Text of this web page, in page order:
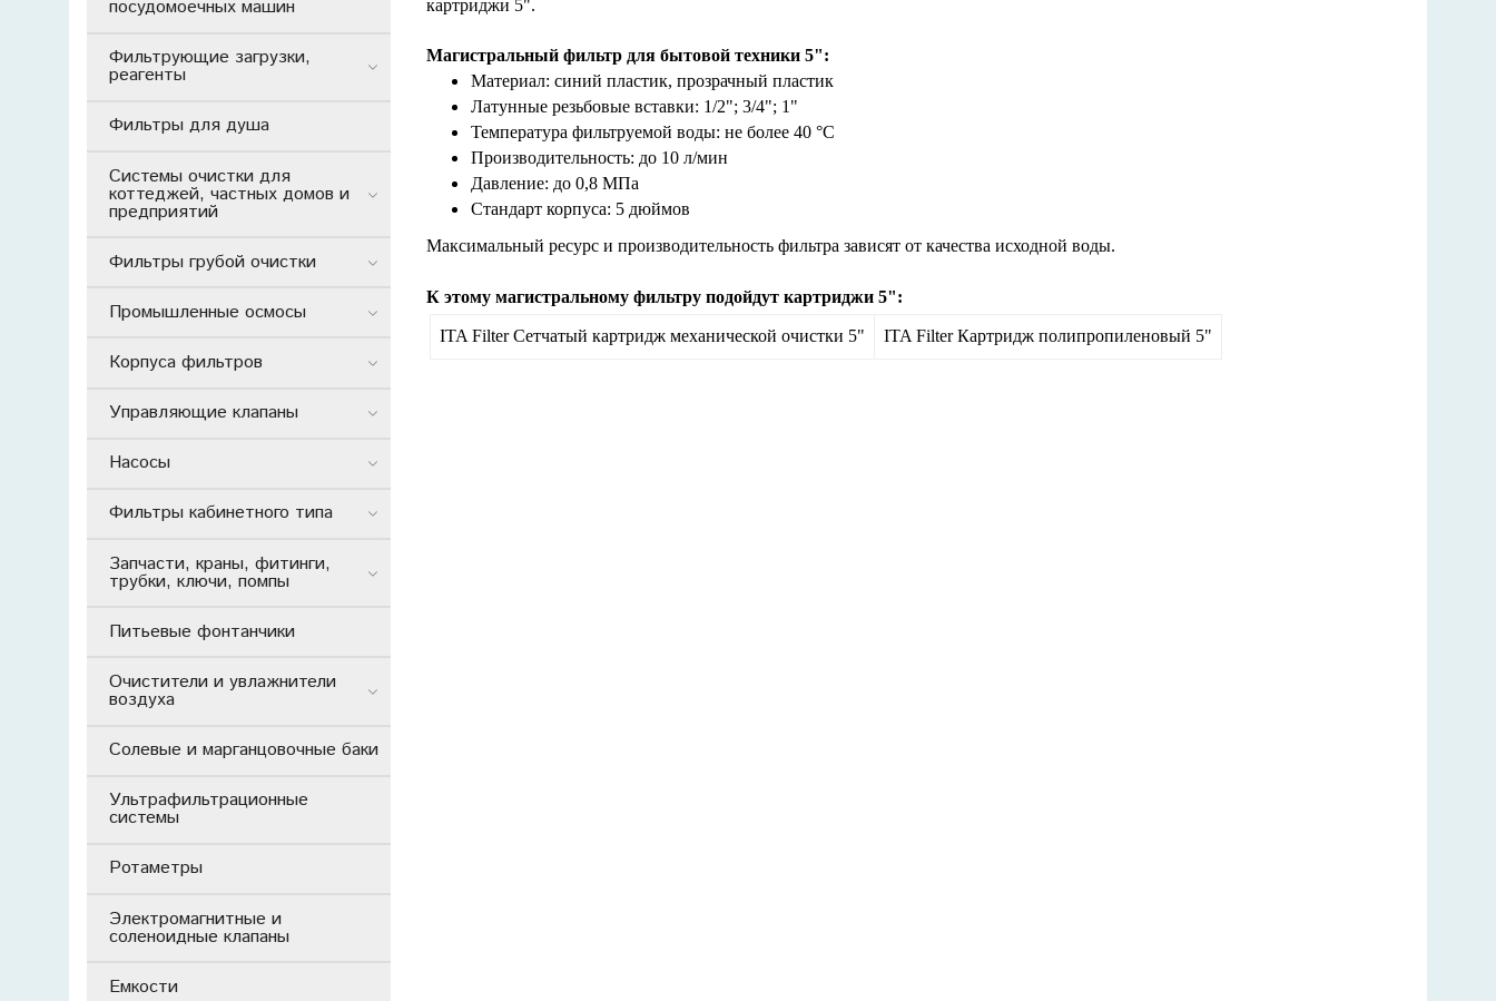
картриджи 5".
Магистральный фильтр для бытовой техники 5":
Материал: синий пластик, прозрачный пластик
Латунные резьбовые вставки: 1/2"; 3/4"; 1"
Температура фильтруемой воды: не более 40 °С
Производительность: до 10 л/мин
Давление: до 0,8 МПа
Стандарт корпуса: 5 дюймов
Максимальный ресурс и производительность фильтра зависят от качества исходной воды.
К этому магистральному фильтру подойдут картриджи 5":
ITA Filter Сетчатый картридж механической очистки 5" ITA Filter Картридж полипропиленовый 5"
посудомоечных машин
Фильтрующие загрузки,
реагенты
Фильтры для душа
Системы очистки для
коттеджей, частных домов и
предприятий
Фильтры грубой очистки
Промышленные осмосы
Корпуса фильтров
Управляющие клапаны
Насосы
Фильтры кабинетного типа
Запчасти, краны, фитинги,
трубки, ключи, помпы
Питьевые фонтанчики
Очистители и увлажнители
воздуха
Солевые и марганцовочные баки
Ультрафильтрационные
системы
Ротаметры
Электромагнитные и
соленоидные клапаны
Емкости